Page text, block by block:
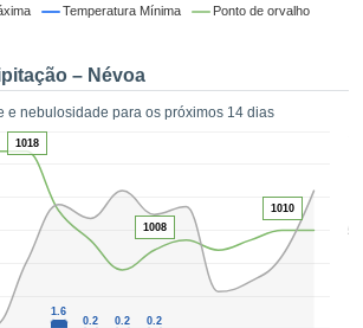
Temperatura Mínima Ponto de orvalho
– Névoa
e nebulosidade para os próximos 14 dias
50
1.6
0.2
0.2 0.2
1018
1008
1010